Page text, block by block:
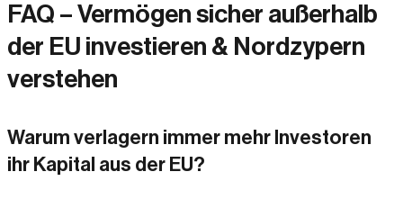
FAQ – Vermögen sicher außerhalb
der EU investieren & Nordzypern
verstehen
Warum verlagern immer mehr Investoren
ihr Kapital aus der EU?